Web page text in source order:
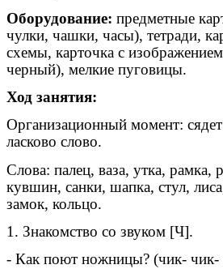
Оборудование: предметные
чулки, чашки, часы), тетради,
схемы, карточка с
черный), мелкие пуговицы.
Ход занятия:
Организационный момент: сядет
ласково слово.
Слова: палец, ваза, утка, рамка,
кувшин, санки, шапка, стул,
замок, кольцо.
1. Знакомство со звуком [Ч].
- Как поют ножницы? (чик- чик-